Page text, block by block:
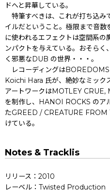
ドへと昇華している。
特筆すべきは、これが打ち込み
イルだということ。極限まで音
に使われるエフェクトは空間系
ンパクトを与えている。おそら
く邪悪なDUB の世界・・・。
レコーディングはBOREDOMS
Koichi Hara 氏が、絶妙なミック
アートワークはMOTLEY
を制作し、HANOI ROCKS のア
たGREED / CREATURE
けている。
Notes & Tracklis
リリース：2010
レーベル：Twisted Production